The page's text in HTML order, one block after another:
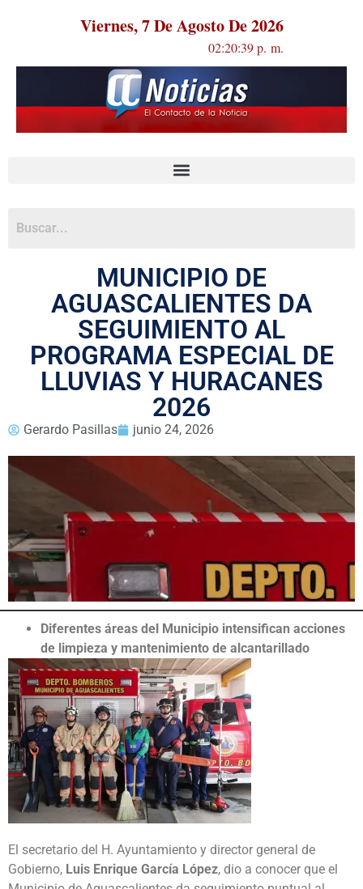
Viernes, 7 De Agosto De 2026
02:20:40 p. m.
MUNICIPIO DE
AGUASCALIENTES DA
SEGUIMIENTO AL
PROGRAMA ESPECIAL DE
LLUVIAS Y HURACANES
2026
Gerardo Pasillas junio 24, 2026
Diferentes áreas del Municipio intensifican acciones
de limpieza y mantenimiento de alcantarillado
El secretario del H. Ayuntamiento y director general de
Gobierno, Luis Enrique García López, dio a conocer que el